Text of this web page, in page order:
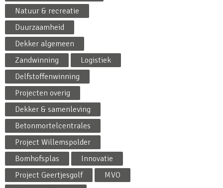
Natuur & recreatie
Duurzaamheid
Dekker algemeen
Zandwinning
Logistiek
Delfstoffenwinning
Projecten overig
Dekker & samenleving
Betonmortelcentrales
Project Willemspolder
Bomhofsplas
Innovatie
Project Geertjesgolf
MVO